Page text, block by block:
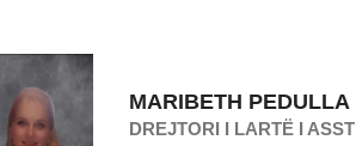
MARIBETH PEDULLA
DREJTORI I LARTË I ASST